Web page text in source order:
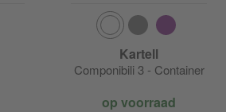
Kartell
Componibili 3 - Container
op voorraad